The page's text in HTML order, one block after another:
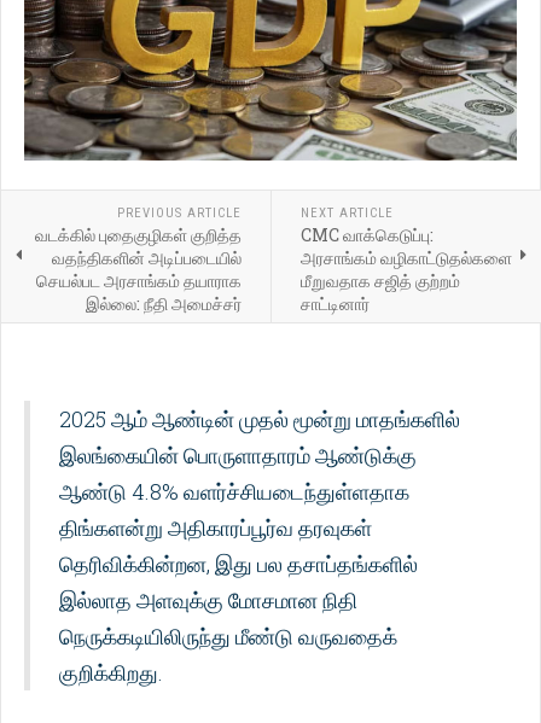
PREVIOUS ARTICLE
வடக்கில் புதைகுழிகள் குறித்த
வதந்திகளின் அடிப்படையில்
செயல்பட அரசாங்கம் தயாராக
இல்லை: நீதி அமைச்சர்
NEXT ARTICLE
CMC வாக்கெடுப்பு:
அரசாங்கம் வழிகாட்டுதல்களை
மீறுவதாக சஜித் குற்றம்
சாட்டினார்
2025 ஆம் ஆண்டின் முதல் மூன்று மாதங்களில்
இலங்கையின் பொருளாதாரம் ஆண்டுக்கு
ஆண்டு 4.8% வளர்ச்சியடைந்துள்ளதாக
திங்களன்று அதிகாரப்பூர்வ தரவுகள்
தெரிவிக்கின்றன, இது பல தசாப்தங்களில்
இல்லாத அளவுக்கு மோசமான நிதி
நெருக்கடியிலிருந்து மீண்டு வருவதைக்
குறிக்கிறது.